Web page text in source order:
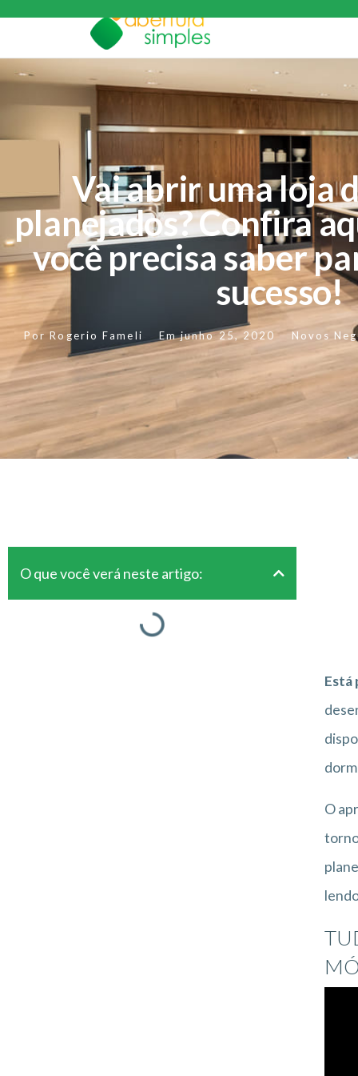
Vai abrir uma loja
planejados? Confira
você precisa saber
sucesso!
Por Rogerio Fameli Em junho 25, 2020 Novos
O que você verá neste artigo:
Está
O